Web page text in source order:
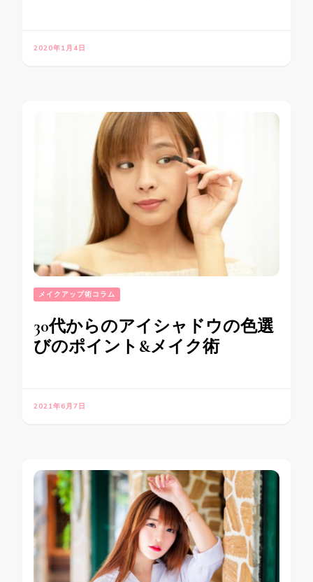
2020年1月4日
メイクアップ術コラム
30代からのアイシャドウの色選
びのポイント&メイク術
2021年6月7日